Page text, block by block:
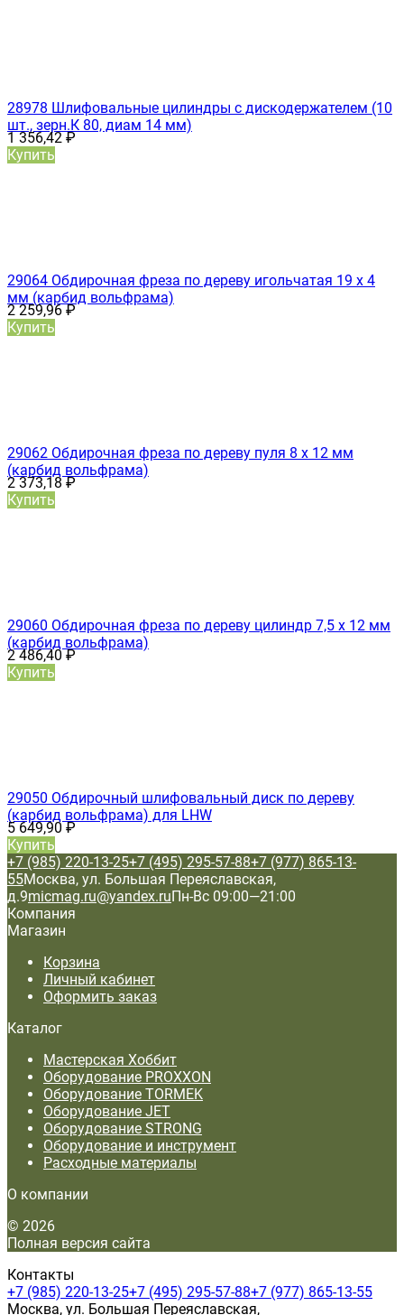
28978 Шлифовальные цилиндры с дискодержателем (10
шт., зерн.К 80, диам 14 мм)
1 356,42₽
Купить
29064 Обдирочная фреза по дереву игольчатая 19 х 4
мм (карбид вольфрама)
2 259,96₽
Купить
29062 Обдирочная фреза по дереву пуля 8 х 12 мм
(карбид вольфрама)
2 373,18₽
Купить
29060 Обдирочная фреза по дереву цилиндр 7,5 х 12 мм
(карбид вольфрама)
2 486,40₽
Купить
29050 Обдирочный шлифовальный диск по дереву
(карбид вольфрама) для LHW
5 649,90₽
Купить
+7 (985) 220-13-25+7 (495) 295-57-88+7 (977) 865-13-
55Москва, ул. Большая Переяславская,
д.9micmag.ru@yandex.ruПн-Вс 09:00—21:00
Компания
Магазин
Корзина
Личный кабинет
Оформить заказ
Каталог
Мастерская Хоббит
Оборудование PROXXON
Оборудование TORMEK
Оборудование JET
Оборудование STRONG
Оборудование и инструмент
Расходные материалы
О компании
© 2026
Полная версия сайта
Контакты
+7 (985) 220-13-25+7 (495) 295-57-88+7 (977) 865-13-55
Москва, ул. Большая Переяславская,